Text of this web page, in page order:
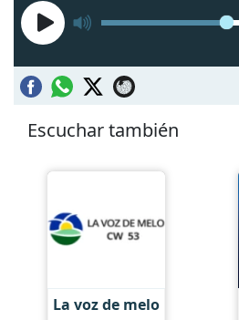
Escuchar también
La voz de melo